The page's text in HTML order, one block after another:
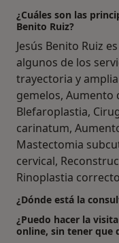
¿Cuáles son las
Benito Ruiz?
Jesús Benito Ruiz
algunos de los
trayectoria y
gemelos, Aumento
Blefaroplastia,
carinatum,
Mastectomia
cervical,
Rinoplastia
¿Dónde está la
¿Puedo hacer la
online, sin tener que